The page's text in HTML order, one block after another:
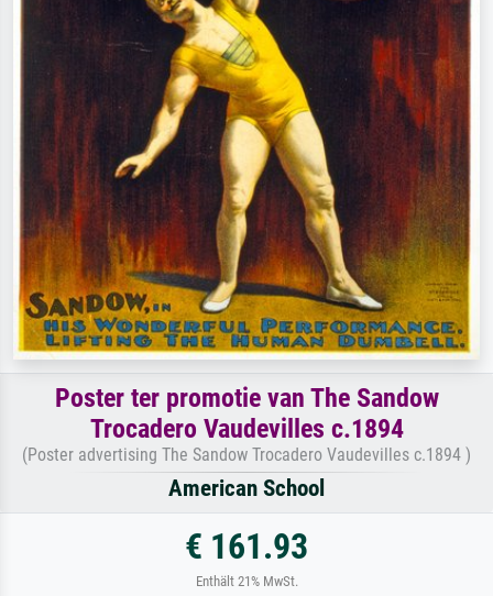
Poster ter promotie van The Sandow
Trocadero Vaudevilles c.1894
(Poster advertising The Sandow Trocadero Vaudevilles c.1894 )
American School
€ 161.93
Enthält 21% MwSt.